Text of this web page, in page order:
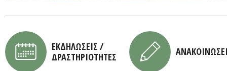
ΕΚΔΗΛΩΣΕΙΣ /
ΔΡΑΣΤΗΡΙΟΤΗΤΕΣ